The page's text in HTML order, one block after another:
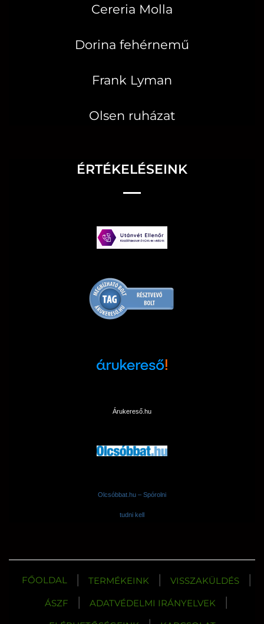
Cereria Molla
Dorina fehérnemű
Frank Lyman
Olsen ruházat
ÉRTÉKELÉSEINK
Árukereső.hu
Olcsóbbat.hu – Spórolni
tudni kell
FŐOLDAL | TERMÉKEINK | VISSZAKÜLDÉS |
ÁSZF | ADATVÉDELMI IRÁNYELVEK |